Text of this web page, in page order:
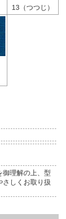
13（つつじ）
理解の上、型
さしくお取り扱